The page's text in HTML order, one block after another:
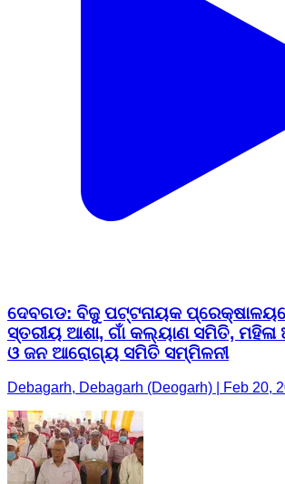
ଦେବଗଡ: ବିଜୁ ପଟ୍ଟନାୟକ
ସ୍ତରୀୟ ଆଶା, ଗାଁ କଲ୍ୟାଣ ସମିତି,
ଓ ଜନ ଆରୋଗ୍ୟ ସମିତି ସମ୍ମିଳନୀ
Debagarh, Debagarh (Deogarh) | Feb 20,